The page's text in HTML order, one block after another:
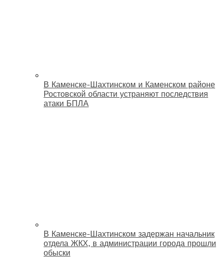
В Каменске-Шахтинском и Каменском районе
Ростовской области устраняют последствия
атаки БПЛА
В Каменске-Шахтинском задержан начальник
отдела ЖКХ, в администрации города прошли
обыски